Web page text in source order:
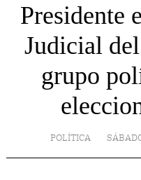
Presidente
Judicial
grupo
POLÍTICA